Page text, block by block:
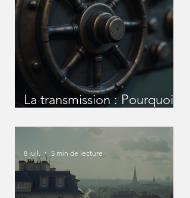
La transmission : Pourquoi
avant qu'il ne soit trop tard
?
8 juil. 5 min de lecture